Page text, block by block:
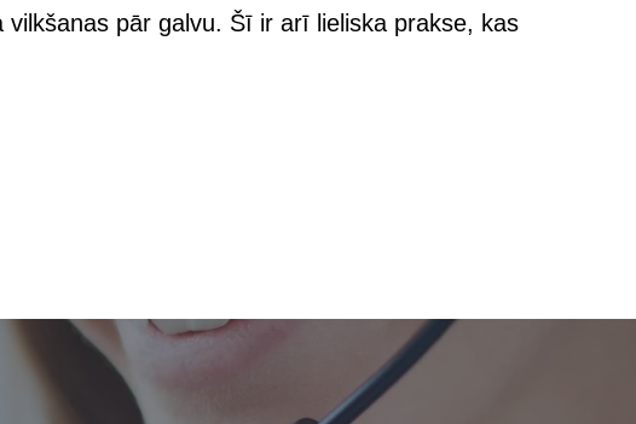
pār galvu. Šī ir arī lieliska prakse, kas